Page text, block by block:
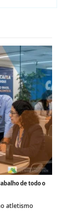
de todo o
atletismo